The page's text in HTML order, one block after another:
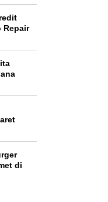
Repair
di